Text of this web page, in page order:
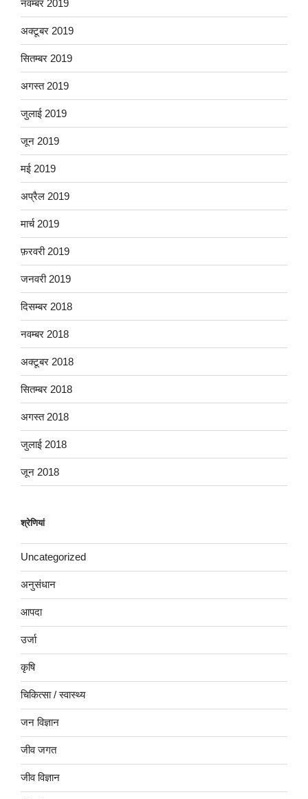
नवम्बर 2019
अक्टूबर 2019
सितम्बर 2019
अगस्त 2019
जुलाई 2019
जून 2019
मई 2019
अप्रैल 2019
मार्च 2019
फ़रवरी 2019
जनवरी 2019
दिसम्बर 2018
नवम्बर 2018
अक्टूबर 2018
सितम्बर 2018
अगस्त 2018
जुलाई 2018
जून 2018
श्रेणियां
Uncategorized
अनुसंधान
आपदा
उर्जा
कृषि
चिकित्सा / स्वास्थ्य
जन विज्ञान
जीव जगत
जीव विज्ञान